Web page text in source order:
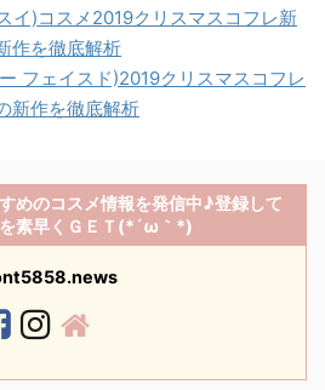
イ)コスメ2019クリスマスコフレ新
作を徹底解析
フェイスド)2019クリスマスコフレ
新作を徹底解析
めのコスメ情報を発信中♪登録して
素早くＧＥＴ(*´ω｀*)